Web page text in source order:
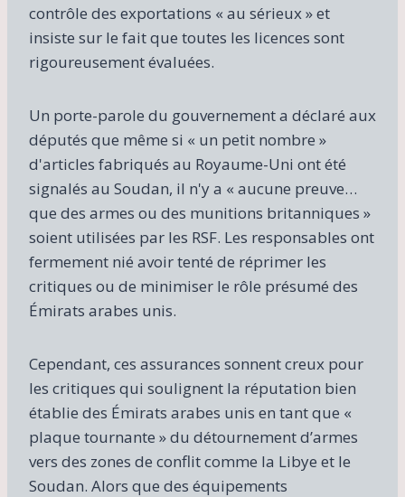
contrôle des exportations « au sérieux » et
insiste sur le fait que toutes les licences sont
rigoureusement évaluées.
Un porte-parole du gouvernement a déclaré aux
députés que même si « un petit nombre »
d'articles fabriqués au Royaume-Uni ont été
signalés au Soudan, il n'y a « aucune preuve…
que des armes ou des munitions britanniques »
soient utilisées par les RSF. Les responsables ont
fermement nié avoir tenté de réprimer les
critiques ou de minimiser le rôle présumé des
Émirats arabes unis.
Cependant, ces assurances sonnent creux pour
les critiques qui soulignent la réputation bien
établie des Émirats arabes unis en tant que «
plaque tournante » du détournement d’armes
vers des zones de conflit comme la Libye et le
Soudan. Alors que des équipements